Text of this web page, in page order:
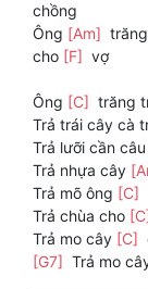
chồng
Ông [Am]
cho [F] vợ
Ông [C] trăng
Trả trái cây cà
Trả lưỡi cần
Trả nhựa cây
Trả mõ ông [C]
Trả chùa cho
Trả mo cây [C]
[G7] Trả mo